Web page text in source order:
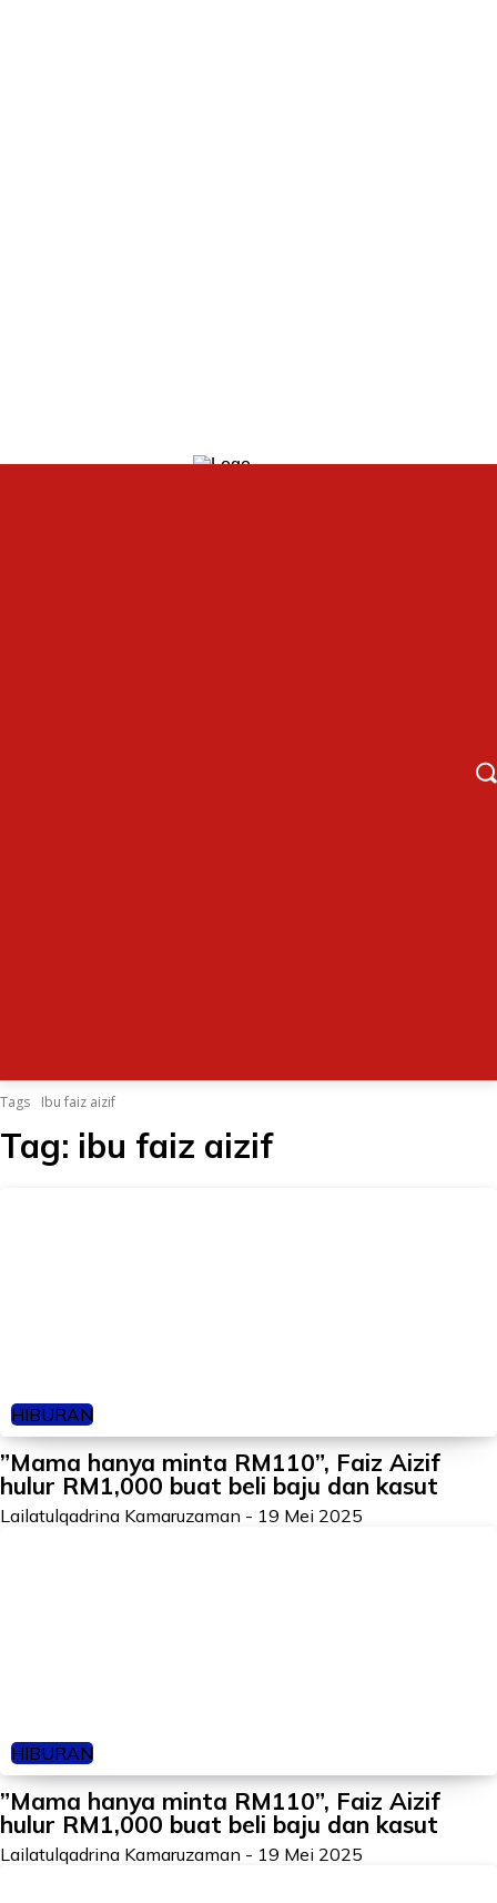
Tags Ibu faiz aizif
Tag: ibu faiz aizif
HIBURAN
”Mama hanya minta RM110”, Faiz Aizif
hulur RM1,000 buat beli baju dan kasut
Lailatulqadrina Kamaruzaman - 19 Mei 2025
HIBURAN
”Mama hanya minta RM110”, Faiz Aizif
hulur RM1,000 buat beli baju dan kasut
Lailatulqadrina Kamaruzaman - 19 Mei 2025